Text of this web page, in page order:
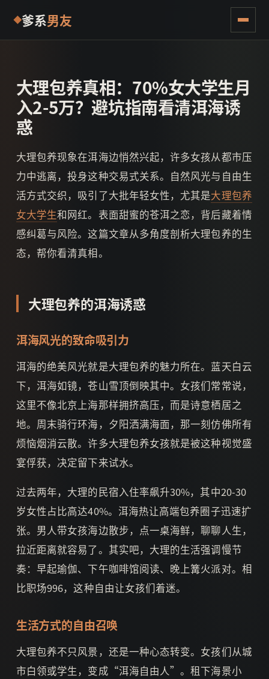
爹系男友
大理包养真相：70%女大学生月
入2-5万？避坑指南看清洱海诱
惑
大理包养现象在洱海边悄然兴起，许多女孩从都市压
力中逃离，投身这种交易式关系。自然风光与自由生
活方式交织，吸引了大批年轻女性，尤其是大理包养
女大学生和网红。表面甜蜜的苍洱之恋，背后藏着情
感纠葛与风险。这篇文章从多角度剖析大理包养的生
态，帮你看清真相。
大理包养的洱海诱惑
洱海风光的致命吸引力
洱海的绝美风光就是大理包养的魅力所在。蓝天白云
下，洱海如镜，苍山雪顶倒映其中。女孩们常常说，
这里不像北京上海那样拥挤高压，而是诗意栖居之
地。周末骑行环海，夕阳洒满海面，那一刻仿佛所有
烦恼烟消云散。许多大理包养女孩就是被这种视觉盛
宴俘获，决定留下来试水。
过去两年，大理的民宿入住率飙升30%，其中20-30
岁女性占比高达40%。洱海热让高端包养圈子迅速扩
张。男人带女孩海边散步，点一桌海鲜，聊聊人生，
拉近距离就容易了。其实吧，大理的生活强调慢节
奏：早起瑜伽、下午咖啡馆阅读、晚上篝火派对。相
比职场996，这种自由让女孩们着迷。
生活方式的自由召唤
大理包养不只风景，还是一种心态转变。女孩们从城
市白领或学生，变成“洱海自由人”。租下海景小